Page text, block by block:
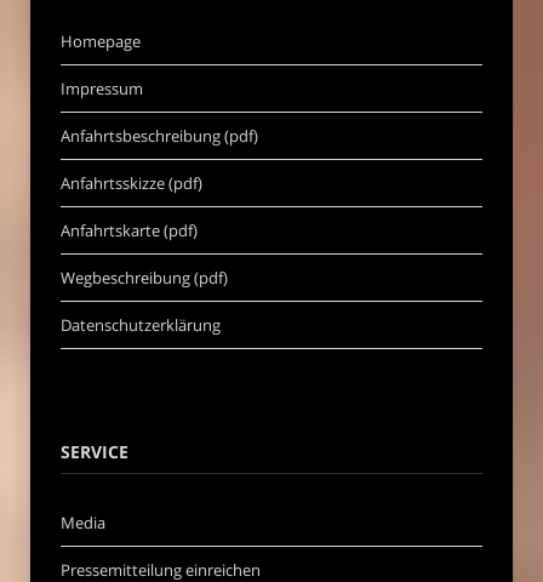
Homepage
Impressum
Anfahrtsbeschreibung (pdf)
Anfahrtsskizze (pdf)
Anfahrtskarte (pdf)
Wegbeschreibung (pdf)
Datenschutzerklärung
SERVICE
Media
Pressemitteilung einreichen